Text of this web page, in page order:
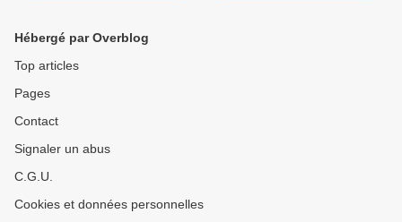
Hébergé par Overblog
Top articles
Pages
Contact
Signaler un abus
C.G.U.
Cookies et données personnelles